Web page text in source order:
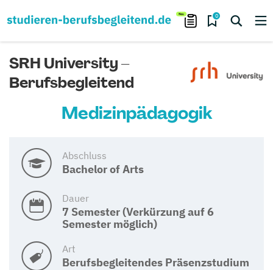
0
SRH University –
Berufsbegleitend
Medizinpädagogik
Abschluss
Bachelor of Arts
Dauer
7 Semester (Verkürzung auf 6
Semester möglich)
Art
Berufsbegleitendes Präsenzstudium